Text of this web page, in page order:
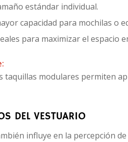
estándar individual.
capacidad para mochilas o
para maximizar el espacio
taquillas modulares permiten
DEL VESTUARIO
influye en la percepción